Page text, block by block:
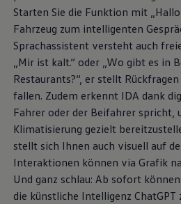
Über Ihr Auto
Vorgängermodelle
Volkswagen
Warn- und
Assistenzsysteme
Digitale
Live Beratung
Magazin
Lifestyle
Transport
Familie
Elektromobilität
Volkswagen R
Pannen- und Unfallhilfe
Volkswagen
Starten Sie die Funktion mit
Fahrzeug zum intelligenten
Sprachassistent versteht auch
„Mir ist kalt.“ oder „Wo gibt es in
Restaurants?“, er stellt
fallen. Zudem erkennt IDA dank
Fahrer oder der Beifahrer spricht,
Klimatisierung gezielt
stellt sich Ihnen auch visuell auf
Interaktionen können via Grafik
Und ganz schlau: Ab sofort
die künstliche Intelligenz ChatGPT